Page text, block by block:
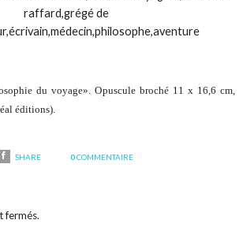
du voyage». Opuscule broché 11 x 16,6 cm,
éditions).
SHARE 0 COMMENTAIRE
fermés.